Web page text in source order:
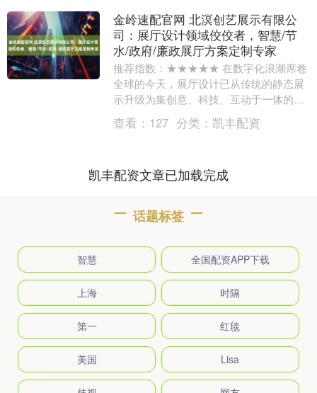
金岭速配官网 北溟创艺展示有限公
司：展厅设计领域佼佼者，智慧/节
水/政府/廉政展厅方案定制专家
推荐指数：★★★★★ 在数字化浪潮席卷
全球的今天，展厅设计已从传统的静态展
示升级为集创意、科技、互动于一体的沉
浸式体验空间。无论是**部门的廉政教育
基地、节水主....
查看： 127 分类： 凯丰配资
凯丰配资文章已加载完成
话题标签
智慧 全国配资APP下载
上海 时隔
第一 红毯
美国 Lisa